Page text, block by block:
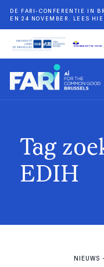
DE FARI-CONFERENTIE IN
EN 24 NOVEMBER. LEES
Tag
EDIH
NIEUWS